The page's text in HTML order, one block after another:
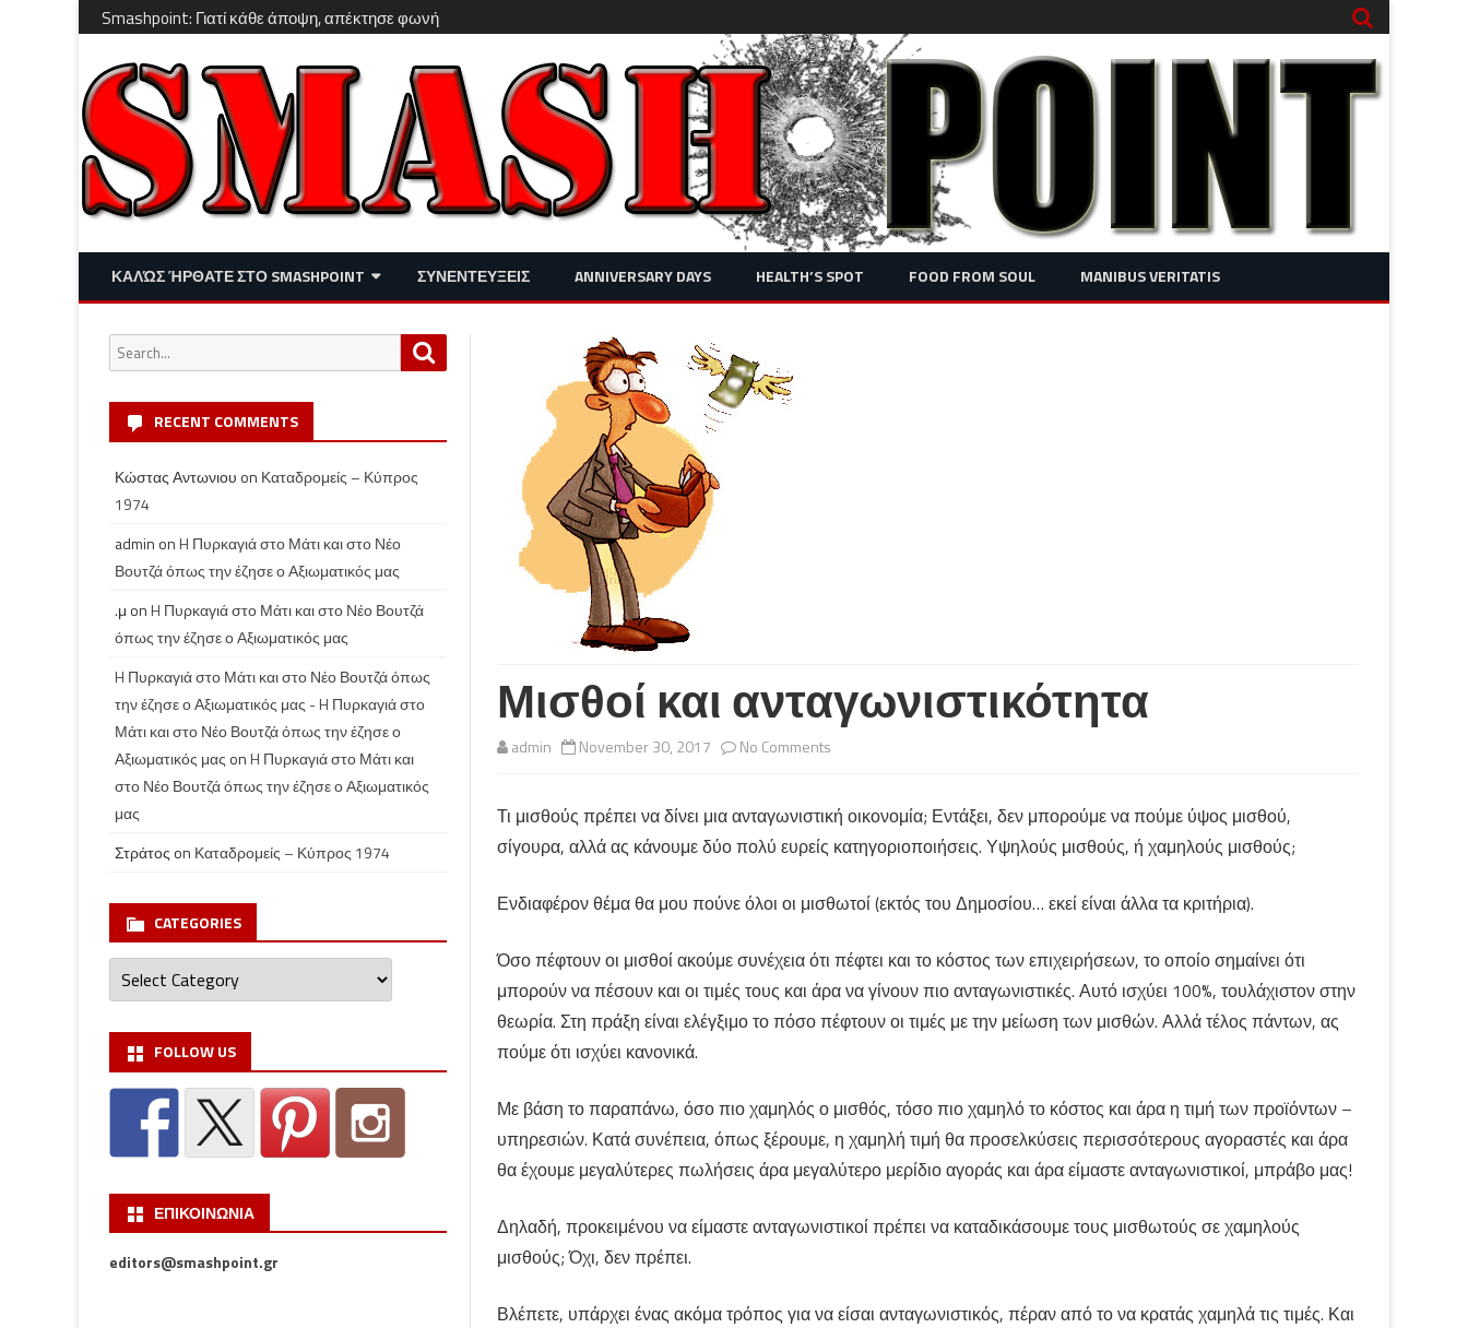
Smashpoint: Γιατί κάθε άποψη, απέκτησε φωνή
Skip
content
ΚΑΛΏΣ ΉΡΘΑΤΕ ΣΤΟ SMASHPOINT
ΔΙΑΣΚΈΔΑΣΗ – LIFESTYLE
ΣΥΝΕΝΤΕΥΞΕΙΣ ANNIVERSARY DAYS HEALTH’S SPOT FOOD FROM SOUL MANIBUS VERITATIS
Μισθοί και ανταγωνιστικότητα
admin November 30, 2017 No Commentson
και
ανταγωνιστικότητα
Τι μισθούς πρέπει να δίνει μια ανταγωνιστική οικονομία; Εντάξει, δεν μπορούμε να πούμε ύψος μισθού,
σίγουρα, αλλά ας κάνουμε δύο πολύ ευρείς κατηγοριοποιήσεις. Υψηλούς μισθούς, ή χαμηλούς μισθούς;
Ενδιαφέρον θέμα θα μου πούνε όλοι οι μισθωτοί (εκτός του Δημοσίου… εκεί είναι άλλα τα κριτήρια).
Όσο πέφτουν οι μισθοί ακούμε συνέχεια ότι πέφτει και το κόστος των επιχειρήσεων, το οποίο σημαίνει ότι
μπορούν να πέσουν και οι τιμές τους και άρα να γίνουν πιο ανταγωνιστικές. Αυτό ισχύει 100%, τουλάχιστον στην
θεωρία. Στη πράξη είναι ελέγξιμο το πόσο πέφτουν οι τιμές με την μείωση των μισθών. Αλλά τέλος πάντων, ας
πούμε ότι ισχύει κανονικά.
Με βάση το παραπάνω, όσο πιο χαμηλός ο μισθός, τόσο πιο χαμηλό το κόστος και άρα η τιμή των προϊόντων –
υπηρεσιών. Κατά συνέπεια, όπως ξέρουμε, η χαμηλή τιμή θα προσελκύσεις περισσότερους αγοραστές και άρα
θα έχουμε μεγαλύτερες πωλήσεις άρα μεγαλύτερο μερίδιο αγοράς και άρα είμαστε ανταγωνιστικοί, μπράβο μας!
Δηλαδή, προκειμένου να είμαστε ανταγωνιστικοί πρέπει να καταδικάσουμε τους μισθωτούς σε χαμηλούς
μισθούς; Όχι, δεν πρέπει.
Βλέπετε, υπάρχει ένας ακόμα τρόπος για να είσαι ανταγωνιστικός, πέραν από το να κρατάς χαμηλά τις τιμές. Και
Search
for:
RECENT COMMENTS
Κώστας Αντωνιου on Καταδρομείς – Κύπρος
1974
admin onH Πυρκαγιά στο Μάτι και στο Νέο
Βουτζά όπως την έζησε ο Αξιωματικός μας
.μ onH Πυρκαγιά στο Μάτι και στο Νέο Βουτζά
όπως την έζησε ο Αξιωματικός μας
H Πυρκαγιά στο Μάτι και στο Νέο Βουτζά όπως
την έζησε ο Αξιωματικός μας - H Πυρκαγιά στο
Μάτι και στο Νέο Βουτζά όπως την έζησε ο
Αξιωματικός μας onH Πυρκαγιά στο Μάτι και
στο Νέο Βουτζά όπως την έζησε ο Αξιωματικός
μας
Στράτος on Καταδρομείς – Κύπρος 1974
CATEGORIES
Categories
FOLLOW US
ΕΠΙΚΟΙΝΩΝΙΑ
editors@smashpoint.gr